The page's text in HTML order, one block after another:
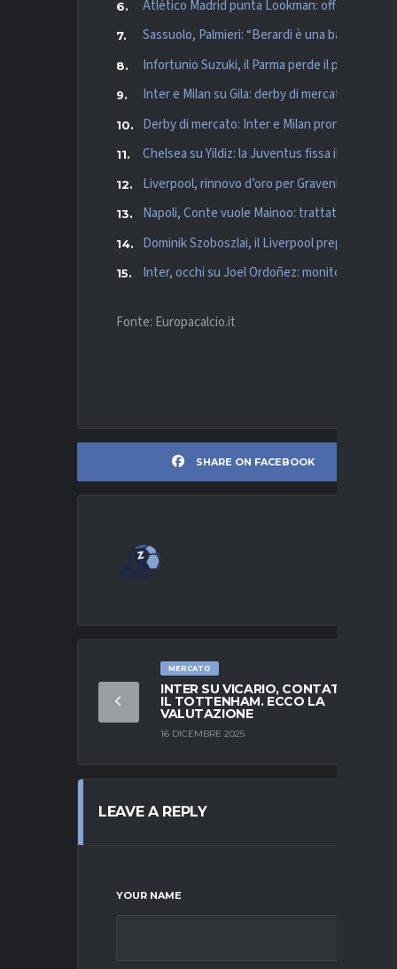
Atlético Madrid punta Lookman: offerta da 60
Sassuolo, Palmieri: “Berardi è una bandiera.
Infortunio Suzuki, il Parma perde il proprio
Inter e Milan su Gila: derby di mercato per il
Derby di mercato: Inter e Milan pronte a
Chelsea su Yildiz: la Juventus fissa il prezzo e
Liverpool, rinnovo d’oro per Gravenberch:
Napoli, Conte vuole Mainoo: trattativa col
Dominik Szoboszlai, il Liverpool prepara il
Inter, occhi su Joel Ordoñez: monitorato in
Fonte: Europacalcio.it
SHARE ON FACEBOOK
MERCATO
INTER SU VICARIO, CONTATTI CON
IL TOTTENHAM. ECCO LA
VALUTAZIONE
16 DICEMBRE 2025
LEAVE A REPLY
YOUR NAME